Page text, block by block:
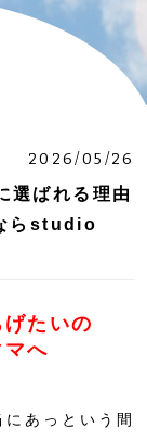
2026/05/26
選ばれる理由
らstudio
たいの
へ
あっという間